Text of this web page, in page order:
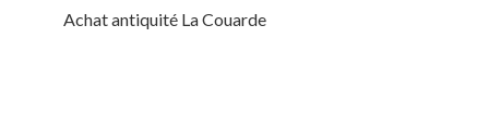
Achat antiquité La Couarde